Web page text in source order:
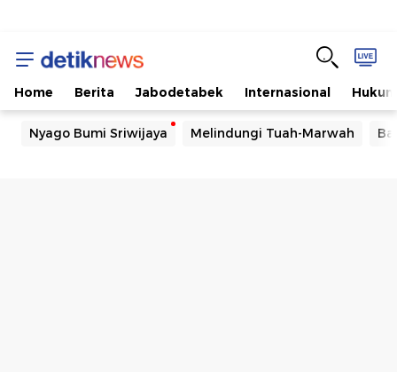
Home Berita Jabodetabek Internasional Hukum
Nyago Bumi Sriwijaya Melindungi Tuah-Marwah